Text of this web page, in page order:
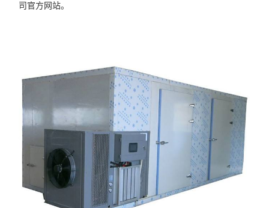
司官方网站。